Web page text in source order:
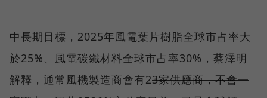
中長期目標，2025年風電葉片樹脂全球市占率大
於25%、風電碳纖材料全球市占率30%，蔡澤明
解釋，通常風機製造商會有23家供應商，不會一